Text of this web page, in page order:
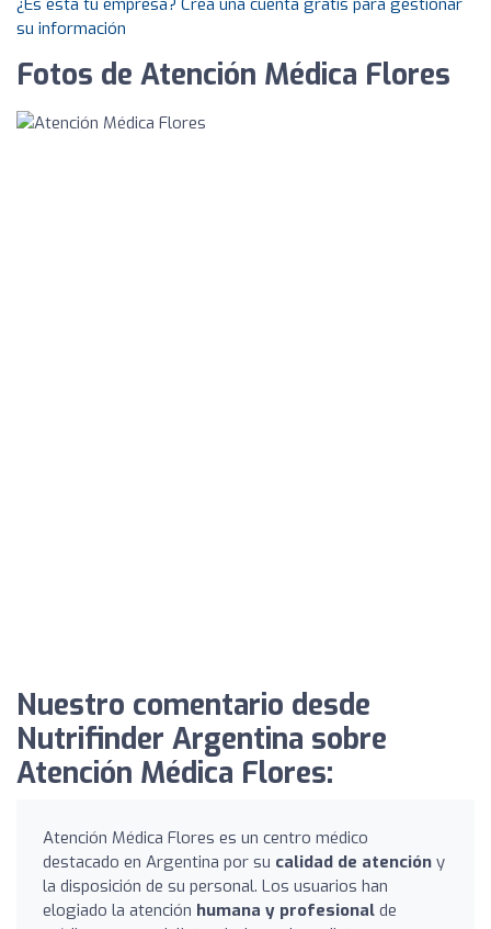
¿Es esta tu empresa? Crea una cuenta gratis para gestionar
su información
Fotos de Atención Médica Flores
Nuestro comentario desde
Nutrifinder Argentina sobre
Atención Médica Flores:
Atención Médica Flores es un centro médico
destacado en Argentina por su calidad de atención y
la disposición de su personal. Los usuarios han
elogiado la atención humana y profesional de